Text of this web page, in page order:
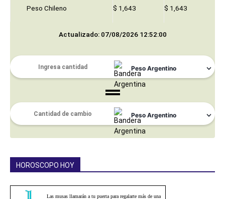
Peso Chileno $ 1,643 $ 1,643
Actualizado: 07/08/2026 12:52:00
HOROSCOPO HOY